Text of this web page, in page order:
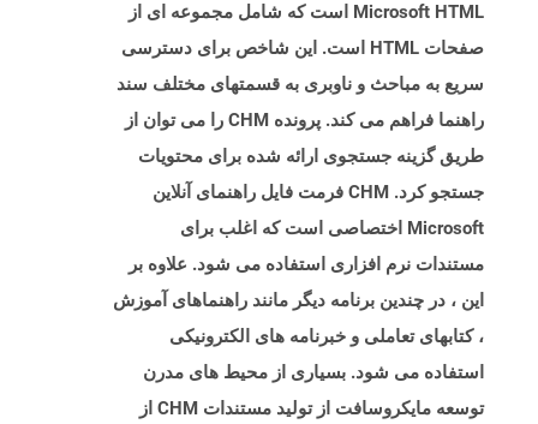
Microsoft HTML است که شامل مجموعه ای از
صفحات HTML است. این شاخص برای دسترسی
سریع به مباحث و ناوبری به قسمتهای مختلف سند
راهنما فراهم می کند. پرونده CHM را می توان از
طریق گزینه جستجوی ارائه شده برای محتویات
جستجو کرد. CHM فرمت فایل راهنمای آنلاین
Microsoft اختصاصی است که اغلب برای
مستندات نرم افزاری استفاده می شود. علاوه بر
این ، در چندین برنامه دیگر مانند راهنماهای آموزش
، کتابهای تعاملی و خبرنامه های الکترونیکی
استفاده می شود. بسیاری از محیط های مدرن
توسعه مایکروسافت از تولید مستندات CHM از